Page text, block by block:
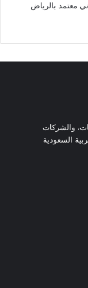
معتمد بالرياض
والشركات
السعودية